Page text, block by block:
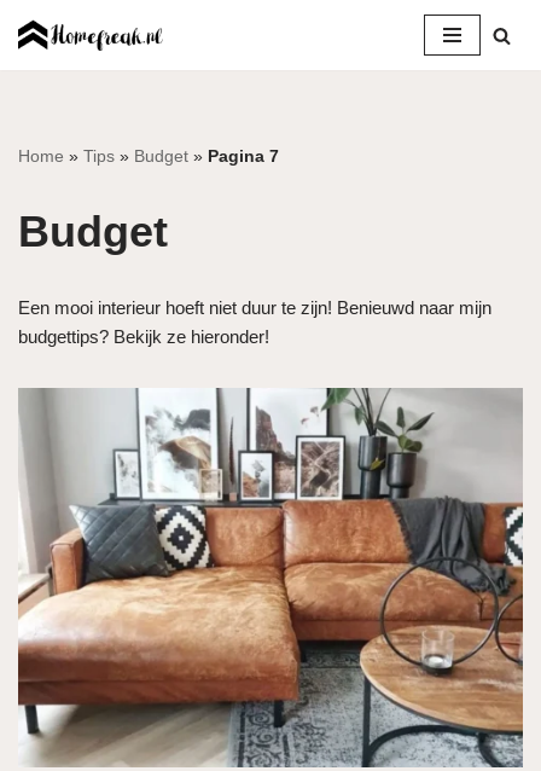
inhoud
Home » Tips » Budget » Pagina 7
Budget
Een mooi interieur hoeft niet duur te zijn! Benieuwd naar mijn
budgettips? Bekijk ze hieronder!